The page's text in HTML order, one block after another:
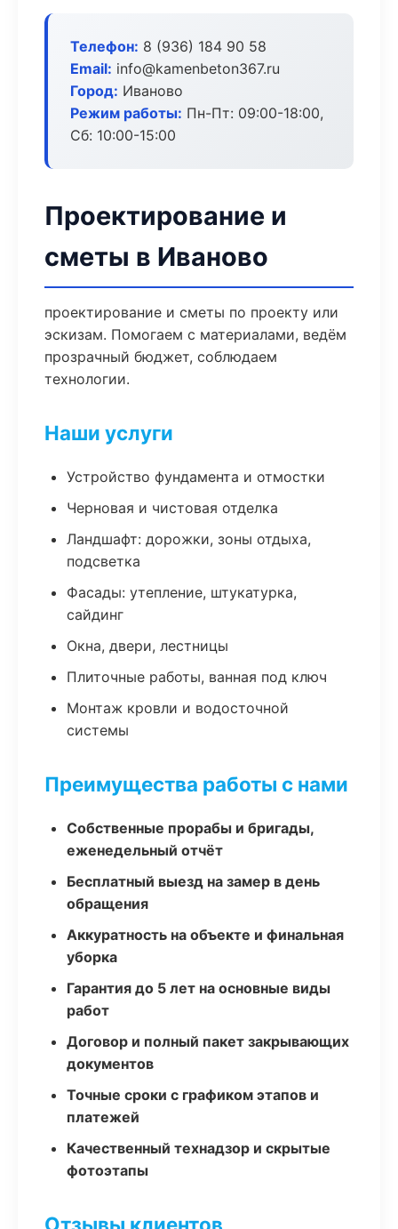
Телефон: 8 (936) 184 90 58
Email: info@kamenbeton367.ru
Город: Иваново
Режим работы: Пн-Пт: 09:00-18:00,
Сб: 10:00-15:00
Проектирование и
сметы в Иваново
проектирование и сметы по проекту или
эскизам. Помогаем с материалами, ведём
прозрачный бюджет, соблюдаем
технологии.
Наши услуги
Устройство фундамента и отмостки
Черновая и чистовая отделка
Ландшафт: дорожки, зоны отдыха,
подсветка
Фасады: утепление, штукатурка,
сайдинг
Окна, двери, лестницы
Плиточные работы, ванная под ключ
Монтаж кровли и водосточной
системы
Преимущества работы с нами
Собственные прорабы и бригады,
еженедельный отчёт
Бесплатный выезд на замер в день
обращения
Аккуратность на объекте и финальная
уборка
Гарантия до 5 лет на основные виды
работ
Договор и полный пакет закрывающих
документов
Точные сроки с графиком этапов и
платежей
Качественный технадзор и скрытые
фотоэтапы
Отзывы клиентов